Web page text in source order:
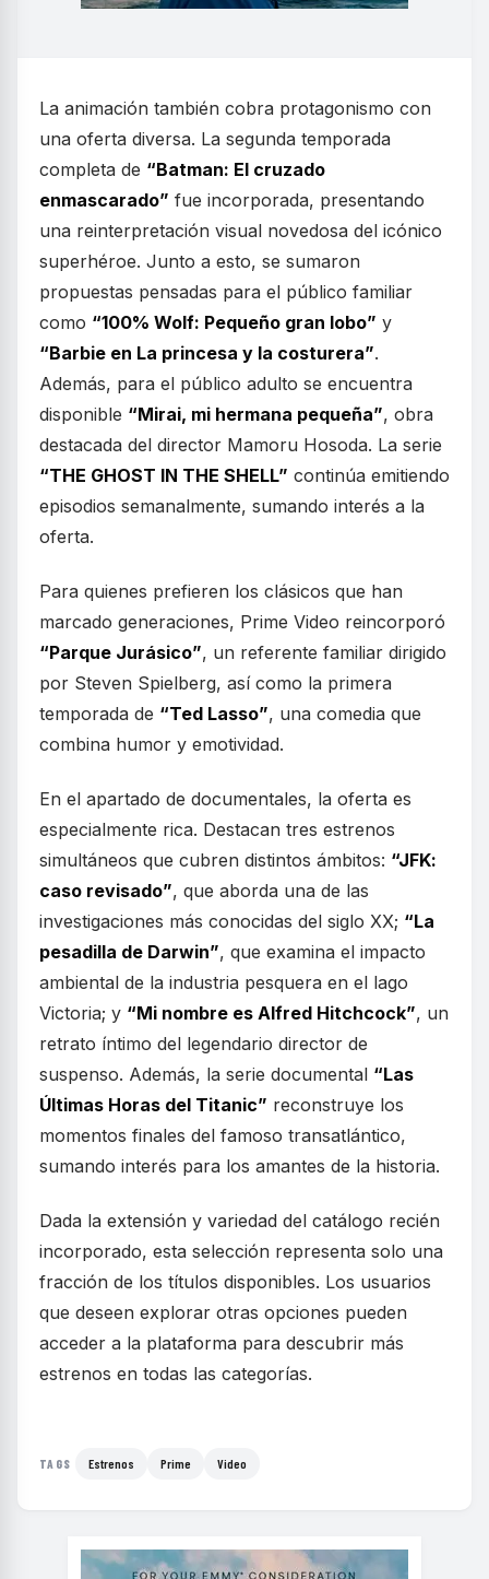
La animación también cobra protagonismo con
una oferta diversa. La segunda temporada
completa de “Batman: El cruzado
enmascarado” fue incorporada, presentando
una reinterpretación visual novedosa del icónico
superhéroe. Junto a esto, se sumaron
propuestas pensadas para el público familiar
como “100% Wolf: Pequeño gran lobo” y
“Barbie en La princesa y la costurera”.
Además, para el público adulto se encuentra
disponible “Mirai, mi hermana pequeña”, obra
destacada del director Mamoru Hosoda. La serie
“THE GHOST IN THE SHELL” continúa emitiendo
episodios semanalmente, sumando interés a la
oferta.
Para quienes prefieren los clásicos que han
marcado generaciones, Prime Video reincorporó
“Parque Jurásico”, un referente familiar dirigido
por Steven Spielberg, así como la primera
temporada de “Ted Lasso”, una comedia que
combina humor y emotividad.
En el apartado de documentales, la oferta es
especialmente rica. Destacan tres estrenos
simultáneos que cubren distintos ámbitos: “JFK:
caso revisado”, que aborda una de las
investigaciones más conocidas del siglo XX; “La
pesadilla de Darwin”, que examina el impacto
ambiental de la industria pesquera en el lago
Victoria; y “Mi nombre es Alfred Hitchcock”, un
retrato íntimo del legendario director de
suspenso. Además, la serie documental “Las
Últimas Horas del Titanic” reconstruye los
momentos finales del famoso transatlántico,
sumando interés para los amantes de la historia.
Dada la extensión y variedad del catálogo recién
incorporado, esta selección representa solo una
fracción de los títulos disponibles. Los usuarios
que deseen explorar otras opciones pueden
acceder a la plataforma para descubrir más
estrenos en todas las categorías.
TAGS Estrenos Prime Video